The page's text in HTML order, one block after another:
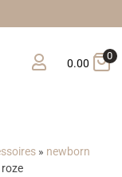
0.00
0
» newborn